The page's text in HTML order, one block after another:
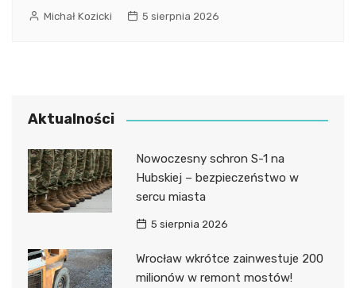
Michał Kozicki 5 sierpnia 2026
Aktualności
Nowoczesny schron S-1 na
Hubskiej – bezpieczeństwo w
sercu miasta
5 sierpnia 2026
Wrocław wkrótce zainwestuje 200
milionów w remont mostów!